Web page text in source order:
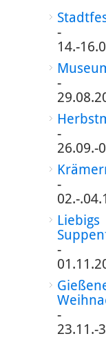
-
14.-
-
-
26.09.-
-
02.-
Liebigs
-
-
23.11.-